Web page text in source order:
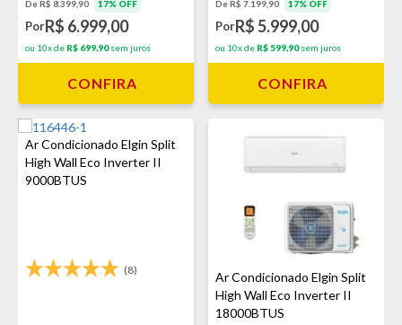
De R$ 8.399,90 17% OFF
PorR$ 6.999,00
ou 10x de R$ 699,90sem juros
CONFIRA
De R$ 7.199,90 17% OFF
PorR$ 5.999,00
ou 10x de R$ 599,90sem juros
CONFIRA
Ar Condicionado Elgin Split
High Wall Eco Inverter II
9000BTUS
(8)
Ar Condicionado Elgin Split
High Wall Eco Inverter II
18000BTUS